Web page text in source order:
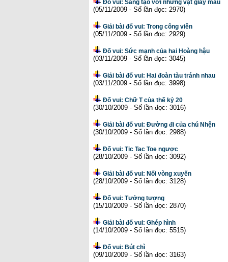
Đố vui: Sáng tạo với những vạt giấy màu
(05/11/2009 - Số lần đọc: 2970)
Giải bài đố vui: Trong công viên
(05/11/2009 - Số lần đọc: 2929)
Đố vui: Sức mạnh của hai Hoàng hậu
(03/11/2009 - Số lần đọc: 3045)
Giải bài đố vui: Hai đoàn tàu tránh nhau
(03/11/2009 - Số lần đọc: 3998)
Đố vui: Chữ T của thế kỷ 20
(30/10/2009 - Số lần đọc: 3016)
Giải bài đố vui: Đường đi của chú Nhện
(30/10/2009 - Số lần đọc: 2988)
Đố vui: Tic Tac Toe ngược
(28/10/2009 - Số lần đọc: 3092)
Giải bài đố vui: Nối vòng xuyến
(28/10/2009 - Số lần đọc: 3128)
Đố vui: Tưởng tượng
(15/10/2009 - Số lần đọc: 2870)
Giải bài đố vui: Ghép hình
(14/10/2009 - Số lần đọc: 5515)
Đố vui: Bút chì
(09/10/2009 - Số lần đọc: 3163)